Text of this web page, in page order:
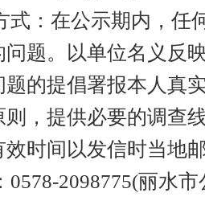
式：在公示期内，任
问题。以单位名义反
题的提倡署报本人真
则，提供必要的调查
时间以发信时当地
0578-2098775(丽水